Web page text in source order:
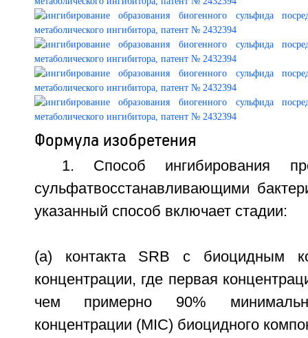
Формула изобретения
1. Способ ингибирования
сульфатвосстанавливающими
указанный способ включает стадии:
(a) контакта SRB с биоцидным
концентрации, где первая
чем примерно 90%
концентрации (MIC) биоцидного